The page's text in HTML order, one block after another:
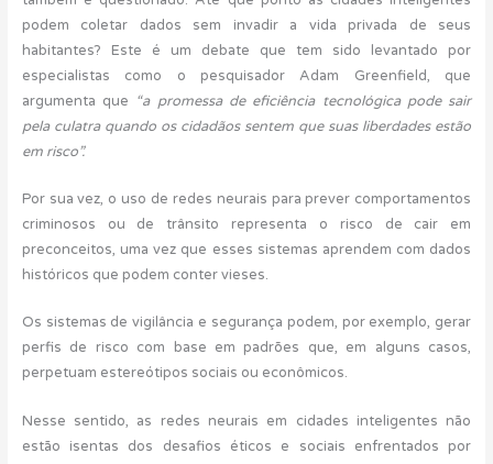
podem coletar dados sem invadir a vida privada de seus
habitantes? Este é um debate que tem sido levantado por
especialistas como o pesquisador Adam Greenfield, que
argumenta que “a promessa de eficiência tecnológica pode sair
pela culatra quando os cidadãos sentem que suas liberdades estão
em risco”.
Por sua vez, o uso de redes neurais para prever comportamentos
criminosos ou de trânsito representa o risco de cair em
preconceitos, uma vez que esses sistemas aprendem com dados
históricos que podem conter vieses.
Os sistemas de vigilância e segurança podem, por exemplo, gerar
perfis de risco com base em padrões que, em alguns casos,
perpetuam estereótipos sociais ou econômicos.
Nesse sentido, as redes neurais em cidades inteligentes não
estão isentas dos desafios éticos e sociais enfrentados por